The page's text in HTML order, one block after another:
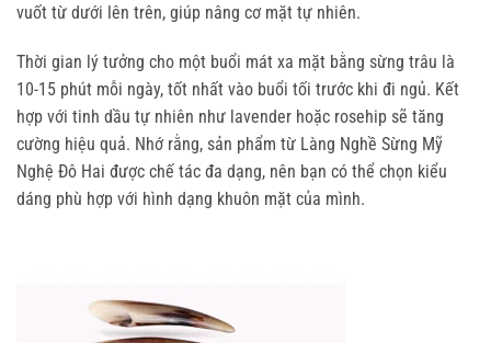
vuốt từ dưới lên trên, giúp nâng cơ mặt tự nhiên.
Thời gian lý tưởng cho một buổi mát xa mặt bằng sừng trâu là
10-15 phút mỗi ngày, tốt nhất vào buổi tối trước khi đi ngủ. Kết
hợp với tinh dầu tự nhiên như lavender hoặc rosehip sẽ tăng
cường hiệu quả. Nhớ rằng, sản phẩm từ Làng Nghề Sừng Mỹ
Nghệ Đô Hai được chế tác đa dạng, nên bạn có thể chọn kiểu
dáng phù hợp với hình dạng khuôn mặt của mình.